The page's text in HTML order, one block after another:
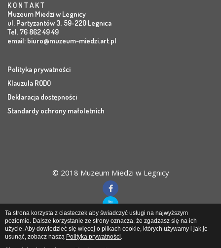
K O N T A K T
Muzeum Miedzi w Legnicy
ul. Partyzantów 3, 59-220 Legnica
Tel. 76 862 49 49
email: biuro@muzeum-miedzi.art.pl
Polityka prywatności
Klauzula RODO
Deklaracja dostępności
Standardy ochrony małoletnich
© 2018 Muzeum Miedzi w Legnicy
Muzeum Miedziw Legnicy
Ta strona korzysta z ciasteczek aby świadczyć usługi na najwyższym
poziomie. Dalsze korzystanie ze strony oznacza, że zgadzasz się na ich
użycie. Aby dowiedzieć się więcej o plikach cookie, których używamy i jak je
usunąć, zobacz naszą Polityka prywatności.